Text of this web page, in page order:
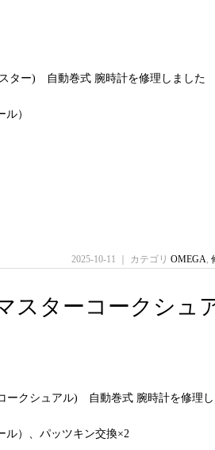
スター) 自動巻式 腕時計を修理しました
）
2025-10-11 ｜ カテゴリ OMEGA,
スターコークシュ
ークシュアル) 自動巻式 腕時計を修理
ル）、パッツキン交換×2